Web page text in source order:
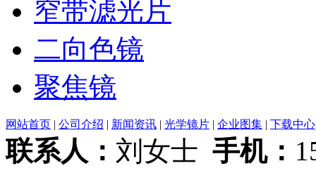
窄带滤光片
二向色镜
聚焦镜
网站首页 | 公司介绍 | 新闻资讯 | 光学镜片 | 企业图集 | 下载中心
联系人： 刘女士 手机：